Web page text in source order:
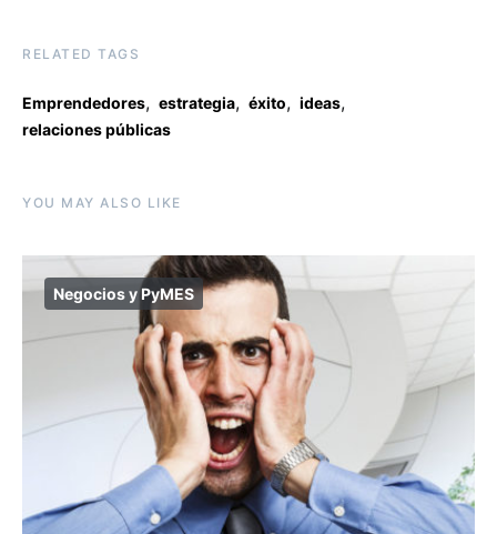
RELATED TAGS
Emprendedores, estrategia, éxito, ideas,
relaciones públicas
YOU MAY ALSO LIKE
Negocios y PyMES